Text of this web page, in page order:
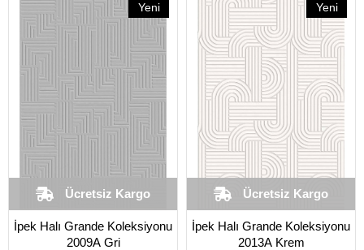
İpek Halı Grande Koleksiyonu
2009A Gri
Ücretsiz Kargo
Yeni
Ürün
İpek Halı Grande Koleksiyonu
2013A Krem
Ücretsiz Kargo
Yeni
Ürün